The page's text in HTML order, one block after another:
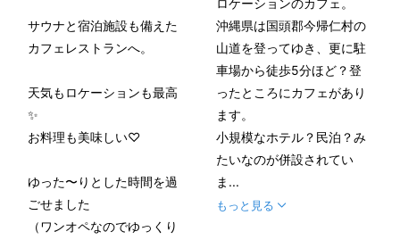
サウナと宿泊施設も備えた
カフェレストランへ。
天気もロケーションも最高
✨
お料理も美味しい♡
ゆった〜りとした時間を過
ごせました
（ワンオペなのでゆっくり
ロケーションのカフェ。
沖縄県は国頭郡今帰仁村の
山道を登ってゆき、更に駐
車場から徒歩5分ほど？登
ったところにカフェがあり
ます。
小規模なホテル？民泊？み
たいなのが併設されてい
ま...
もっと見る